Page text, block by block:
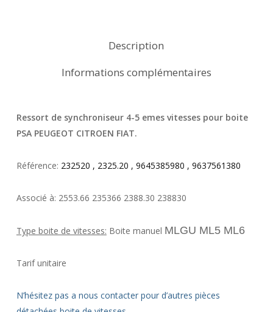
Description
Informations complémentaires
Ressort de synchroniseur 4-5 emes vitesses pour boite
PSA PEUGEOT CITROEN FIAT.
Référence: 232520 , 2325.20 , 9645385980 , 9637561380
Associé à: 2553.66 235366 2388.30 238830
Type boite de vitesses: Boite manuel MLGU ML5 ML6
Tarif unitaire
N’hésitez pas a nous contacter pour d’autres pièces